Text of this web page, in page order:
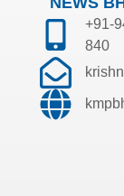
+91-
840